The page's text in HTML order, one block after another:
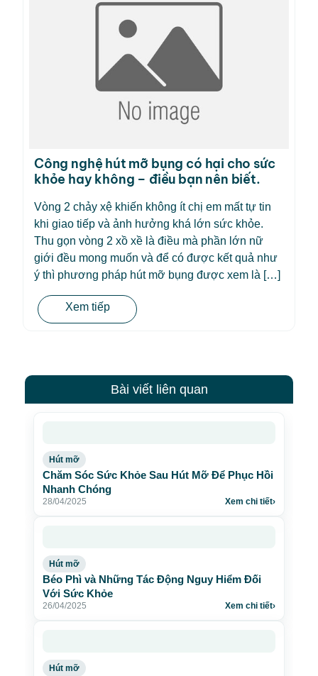
Công nghệ hút mỡ bụng có hại cho sức
khỏe hay không – điều bạn nên biết.
Vòng 2 chảy xệ khiến không ít chị em mất tự tin
khi giao tiếp và ảnh hưởng khá lớn sức khỏe.
Thu gọn vòng 2 xồ xề là điều mà phần lớn nữ
giới đều mong muốn và để có được kết quả như
ý thì phương pháp hút mỡ bụng được xem là […]
Xem tiếp
Bài viết liên quan
Hút mỡ
Chăm Sóc Sức Khỏe Sau Hút Mỡ Để Phục Hồi
Nhanh Chóng
28/04/2025 Xem chi tiết›
Hút mỡ
Béo Phì và Những Tác Động Nguy Hiểm Đối
Với Sức Khỏe
26/04/2025 Xem chi tiết›
Hút mỡ